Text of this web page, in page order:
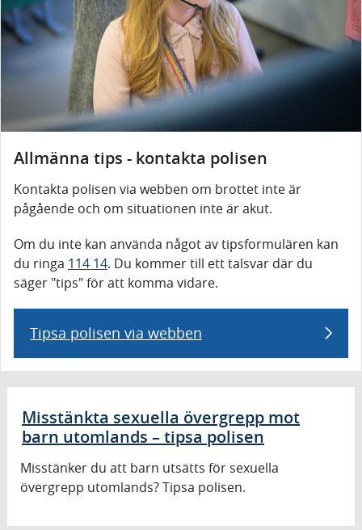
Allmänna tips - kontakta polisen
Kontakta polisen via webben om brottet inte är
pågående och om situationen inte är akut.
Om du inte kan använda något av tipsformulären kan
du ringa 114 14. Du kommer till ett talsvar där du
säger "tips" för att komma vidare.
Tipsa polisen via webben
Misstänkta sexuella övergrepp mot
barn utomlands – tipsa polisen
Misstänker du att barn utsätts för sexuella
övergrepp utomlands? Tipsa polisen.